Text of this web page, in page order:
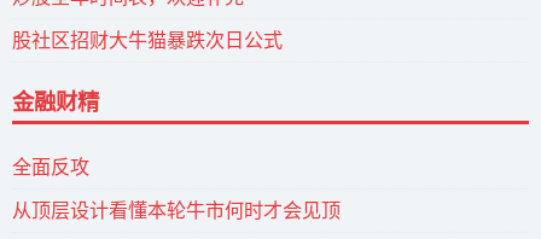
股社区招财大牛猫暴跌次日公式
金融财精
全面反攻
从顶层设计看懂本轮牛市何时才会见顶